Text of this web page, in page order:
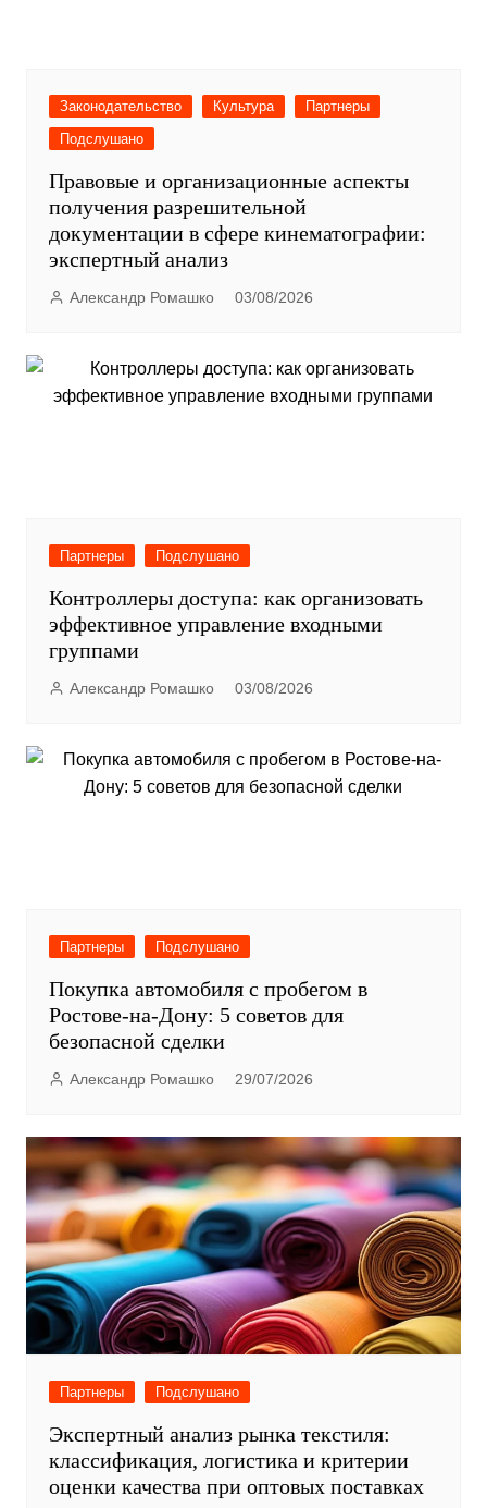
Законодательство Культура
Партнеры
Подслушано
Правовые и организационные аспекты
получения разрешительной
документации в сфере кинематографии:
экспертный анализ
Александр Ромашко 03/08/2026
Партнеры Подслушано
Контроллеры доступа: как организовать
эффективное управление входными
группами
Александр Ромашко 03/08/2026
Партнеры Подслушано
Покупка автомобиля с пробегом в
Ростове-на-Дону: 5 советов для
безопасной сделки
Александр Ромашко 29/07/2026
Партнеры Подслушано
Экспертный анализ рынка текстиля:
классификация, логистика и критерии
оценки качества при оптовых поставках